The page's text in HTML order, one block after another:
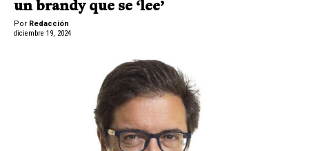
un brandy que se ‘lee’
Por Redacción
diciembre 19, 2024